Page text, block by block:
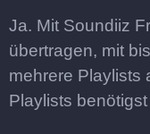
Ja. Mit Soundiiz
übertragen, mit
mehrere Playlists
Playlists